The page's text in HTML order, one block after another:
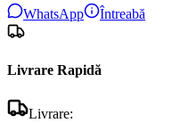
WhatsApp Întreabă
Livrare Rapidă
Livrare: